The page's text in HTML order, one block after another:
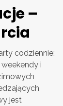
–
codziennie:
i
jest